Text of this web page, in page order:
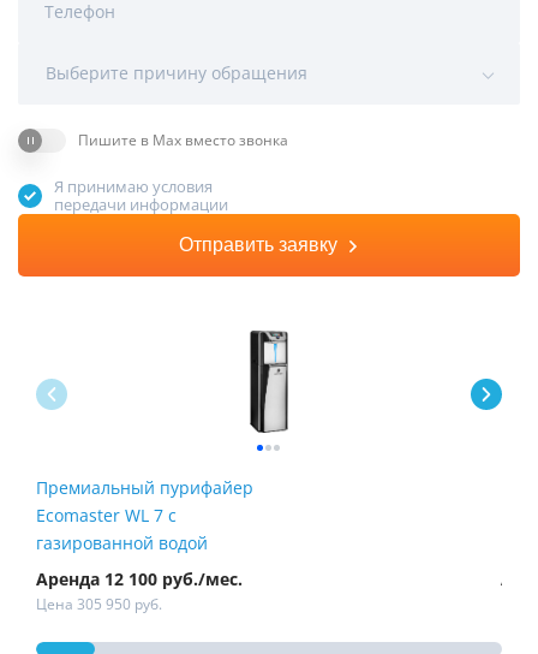
Телефон
Выберите причину обращения
Пишите в Max вместо звонка
Я принимаю условия
передачи информации
Отправить заявку
Премиальный пурифайер
Ecomaster WL 7 с
газированной водой
Аренда 12 100 руб./мес.
Цена 305 950 руб.